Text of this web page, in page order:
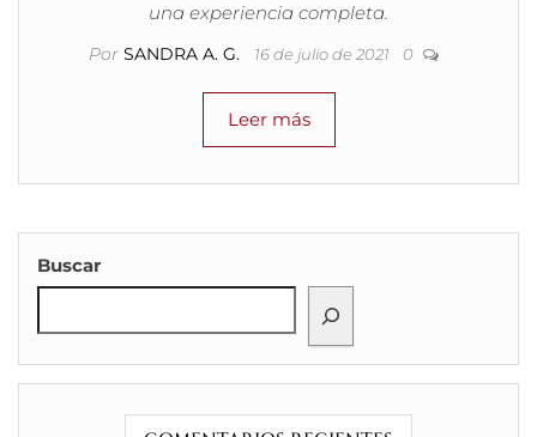
una experiencia completa.
Por SANDRA A. G. 16 de julio de 2021 0
Leer más
Buscar